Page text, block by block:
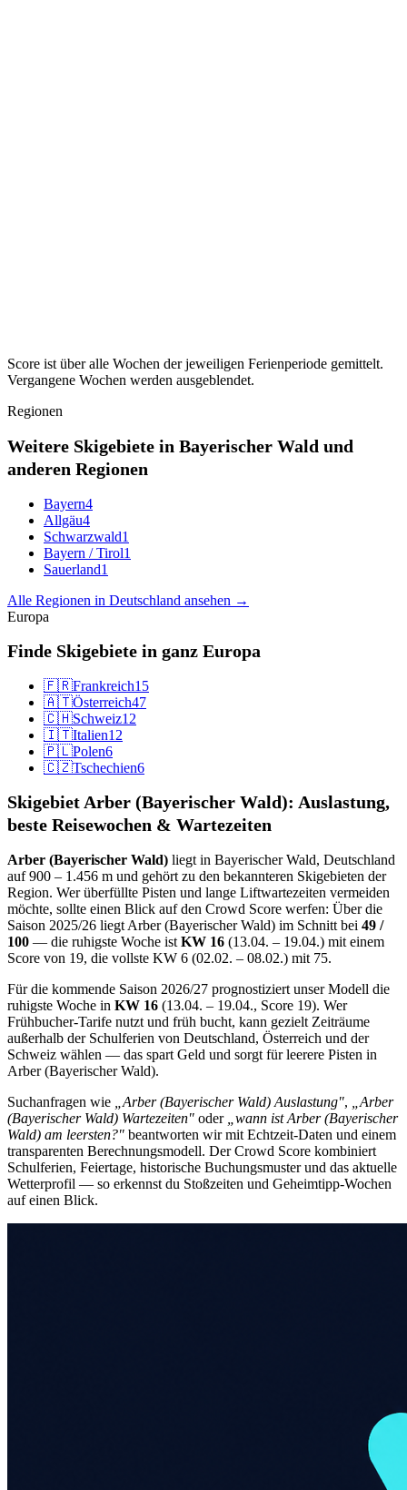
Score ist über alle Wochen der jeweiligen Ferienperiode gemittelt.
Vergangene Wochen werden ausgeblendet.
Regionen
Weitere Skigebiete in Bayerischer Wald und
anderen Regionen
Bayern4
Allgäu4
Schwarzwald1
Bayern / Tirol1
Sauerland1
Alle Regionen in Deutschland ansehen →
Europa
Finde Skigebiete in ganz Europa
🇫🇷Frankreich15
🇦🇹Österreich47
🇨🇭Schweiz12
🇮🇹Italien12
🇵🇱Polen6
🇨🇿Tschechien6
Skigebiet Arber (Bayerischer Wald): Auslastung,
beste Reisewochen & Wartezeiten
Arber (Bayerischer Wald) liegt in Bayerischer Wald, Deutschland
auf 900 – 1.456 m und gehört zu den bekannteren Skigebieten der
Region. Wer überfüllte Pisten und lange Liftwartezeiten vermeiden
möchte, sollte einen Blick auf den Crowd Score werfen: Über die
Saison 2025/26 liegt Arber (Bayerischer Wald) im Schnitt bei 49 /
100 — die ruhigste Woche ist KW 16 (13.04. – 19.04.) mit einem
Score von 19, die vollste KW 6 (02.02. – 08.02.) mit 75.
Für die kommende Saison 2026/27 prognostiziert unser Modell die
ruhigste Woche in KW 16 (13.04. – 19.04., Score 19). Wer
Frühbucher-Tarife nutzt und früh bucht, kann gezielt Zeiträume
außerhalb der Schulferien von Deutschland, Österreich und der
Schweiz wählen — das spart Geld und sorgt für leerere Pisten in
Arber (Bayerischer Wald).
Suchanfragen wie
„Arber (Bayerischer Wald) Auslastung",
„Arber
(Bayerischer Wald) Wartezeiten" oder
„wann ist Arber (Bayerischer
Wald) am leersten?" beantworten wir mit Echtzeit-Daten und einem
transparenten Berechnungsmodell. Der Crowd Score kombiniert
Schulferien, Feiertage, historische Buchungsmuster und das aktuelle
Wetterprofil — so erkennst du Stoßzeiten und Geheimtipp-Wochen
auf einen Blick.